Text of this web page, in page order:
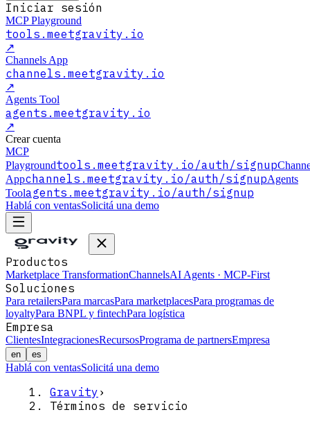
Iniciar sesión
MCP Playground
tools.meetgravity.io
↗
Channels App
channels.meetgravity.io
↗
Agents Tool
agents.meetgravity.io
↗
Crear cuenta
MCP
Playgroundtools.meetgravity.io /auth/signup
Appchannels.meetgravity.io /auth/signupAgents
Toolagents.meetgravity.io /auth/signup
Hablá con ventasSolicitá una demo
Productos
Marketplace TransformationChannelsAI Agents · MCP-First
Soluciones
Para retailersPara marcasPara marketplacesPara programas de
loyaltyPara BNPL y fintechPara logística
Empresa
ClientesIntegracionesRecursosPrograma de partnersEmpresa
en es
Hablá con ventasSolicitá una demo
Gravity ›
Términos de servicio